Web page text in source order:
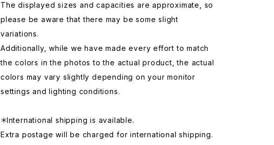
The displayed sizes and capacities are approximate, so
please be aware that there may be some slight
variations.
Additionally, while we have made every effort to match
the colors in the photos to the actual product, the actual
colors may vary slightly depending on your monitor
settings and lighting conditions.
＊International shipping is available.
Extra postage will be charged for international shipping.